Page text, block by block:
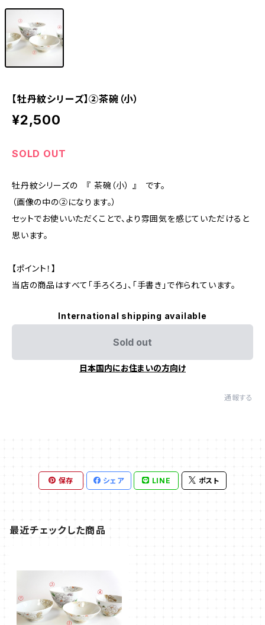
【牡丹紋シリーズ】②茶碗（小）
¥2,500
SOLD OUT
牡丹紋シリーズの 『 茶碗（小） 』 です。
（画像の中の②になります。）
セットでお使いいただくことで、より雰囲気を感じていただけると
思います。
【ポイント！】
当店の商品はすべて「手ろくろ」、「手書き」で作られています。
International shipping available
Sold out
日本国内にお住まいの方向け
通報する
保存 シェア LINE ポスト
最近チェックした商品